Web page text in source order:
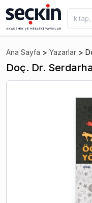
Ana Sayfa > Yazarlar >
Doç. Dr.